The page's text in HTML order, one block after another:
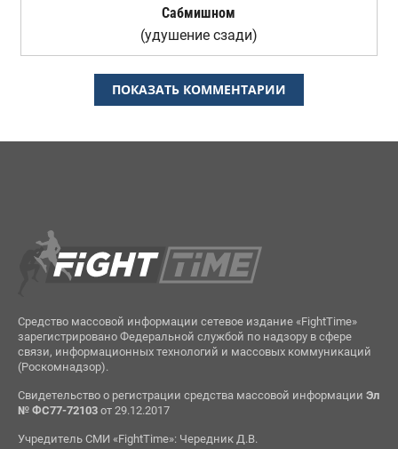
Сабмишном
(удушение сзади)
ПОКАЗАТЬ КОММЕНТАРИИ
Средство массовой информации сетевое издание «FightTime»
зарегистрировано Федеральной службой по надзору в сфере
связи, информационных технологий и массовых коммуникаций
(Роскомнадзор).
Свидетельство о регистрации средства массовой информации Эл
№ ФС77-72103от 29.12.2017
Учредитель СМИ «FightTime»: Чередник Д.В.